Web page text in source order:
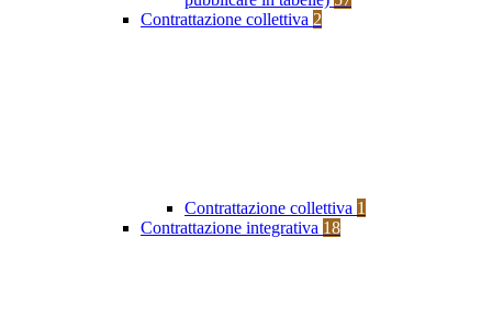
Contrattazione collettiva 2
Contrattazione collettiva 1
Contrattazione integrativa 18